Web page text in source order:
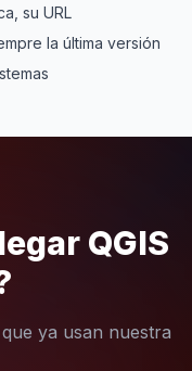
su URL
la última versión
QGIS
ya usan nuestra